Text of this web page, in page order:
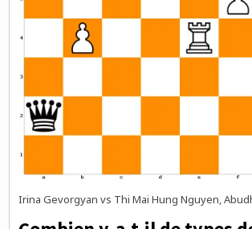
Irina Gevorgyan vs Thi Mai Hung Nguyen,